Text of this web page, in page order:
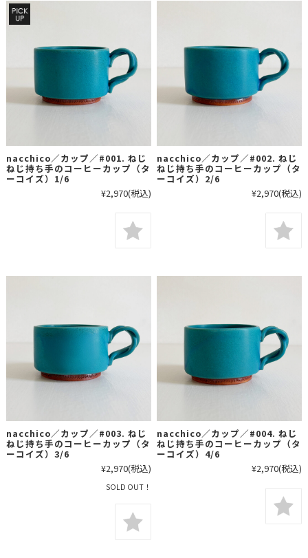
nacchico／カップ／#001. ねじ
ねじ持ち手のコーヒーカップ（タ
ーコイズ）1/6
¥2,970(税込)
nacchico／カップ／#002. ねじ
ねじ持ち手のコーヒーカップ（タ
ーコイズ）2/6
¥2,970(税込)
nacchico／カップ／#003. ねじ
ねじ持ち手のコーヒーカップ（タ
ーコイズ）3/6
¥2,970(税込)
SOLD OUT！
nacchico／カップ／#004. ねじ
ねじ持ち手のコーヒーカップ（タ
ーコイズ）4/6
¥2,970(税込)